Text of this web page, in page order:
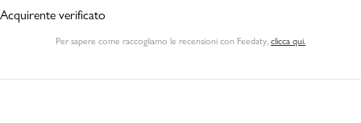
Acquirente verificato
Per sapere come raccogliamo le recensioni con Feedaty, clicca qui.